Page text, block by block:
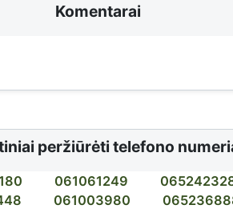
Komentarai
peržiūrėti telefono
061061249
061003980